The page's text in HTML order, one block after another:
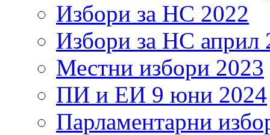
Избори за НС 2022
Избори за НС април
Местни избори 2023
ПИ и ЕИ 9 юни 2024
Парламентарни